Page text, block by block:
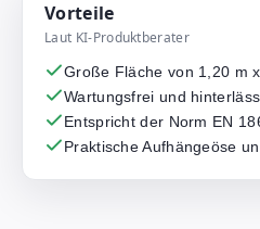
Vorteile
Laut KI-Produktberater
Große Fläche von 1,20 m
Wartungsfrei und
Entspricht der Norm EN
Praktische Aufhängeöse